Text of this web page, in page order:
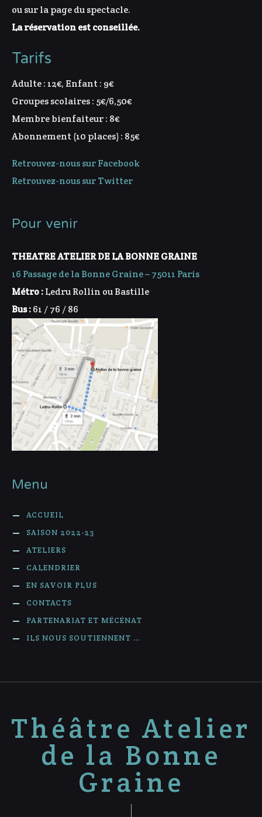
ou sur la page du spectacle.
La réservation est conseillée.
Tarifs
Adulte : 12€, Enfant : 9€
Groupes scolaires : 5€/6,50€
Membre bienfaiteur : 8€
Abonnement (10 places) : 85€
Retrouvez-nous sur Facebook
Retrouvez-nous sur Twitter
Pour venir
THEATRE ATELIER DE LA BONNE GRAINE
16 Passage de la Bonne Graine – 75011 Paris
Métro :Ledru Rollin ou Bastille
Bus :61 / 76 / 86
Menu
ACCUEIL
SAISON 2022-23
ATELIERS
CALENDRIER
EN SAVOIR PLUS
CONTACTS
PARTENARIAT ET MÉCÉNAT
ILS NOUS SOUTIENNENT …
Théâtre Atelier
de la Bonne
Graine